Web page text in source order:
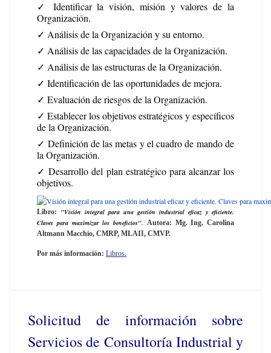
✓ Identificar la visión, misión y valores de la
Organización.
✓ Análisis de la Organización y su entorno.
✓ Análisis de las capacidades de la Organización.
✓ Análisis de las estructuras de la Organización.
✓ Identificación de las oportunidades de mejora.
✓ Evaluación de riesgos de la Organización.
✓ Establecer los objetivos estratégicos y específicos
de la Organización.
✓ Definición de las metas y el cuadro de mando de
la Organización.
✓ Desarrollo del plan estratégico para alcanzar los
objetivos.
Libro: "Visión integral para una gestión industrial eficaz y eficiente.
Claves para maximizar los beneficios". Autora: Mg. Ing. Carolina
Altmann Macchio, CMRP, MLAII, CMVP.
Por más información: Libros.
Solicitud de información sobre
Servicios de Consultoría Industrial y